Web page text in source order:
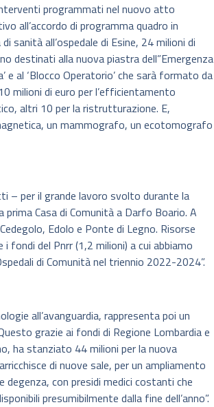
programmati nel nuovo atto
all’accordo di programma quadro in
sanità all’ospedale di Esine, 24 milioni di
destinati alla nuova piastra dell”Emergenza
e al ‘Blocco Operatorio’ che sarà formato da
milioni di euro per l’efficientamento
altri 10 per la ristrutturazione. E,
un mammografo, un ecotomografo
– per il grande lavoro svolto durante la
Casa di Comunità a Darfo Boario. A
Edolo e Ponte di Legno. Risorse
fondi del Pnrr (1,2 milioni) a cui abbiamo
di Comunità nel triennio 2022-2024”.
all’avanguardia, rappresenta poi un
grazie ai fondi di Regione Lombardia e
ha stanziato 44 milioni per la nuova
di nuove sale, per un ampliamento
con presidi medici costanti che
presumibilmente dalla fine dell’anno”.